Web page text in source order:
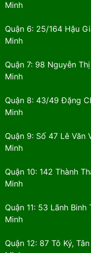
Minh
Quận 6: 25/164 Hậu
Minh
Quận 7: 98 Nguyễn
Minh
Quận 8: 43/49 Đặng
Minh
Quận 9: Số 47 Lê Văn
Minh
Quận 10: 142 Thành
Minh
Quận 11: 53 Lãnh
Minh
Quận 12: 87 Tô Ký,